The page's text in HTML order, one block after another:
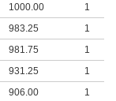
1000.00
1
983.25
1
981.75
1
931.25
1
906.00
1